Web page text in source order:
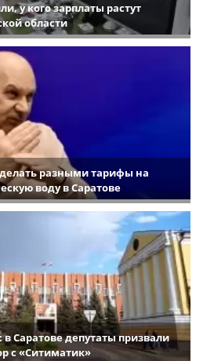
у кого зарплаты растут
области
разными тарифы на
воду в Саратове
Саратове депутаты призвали
с «Ситиматик»